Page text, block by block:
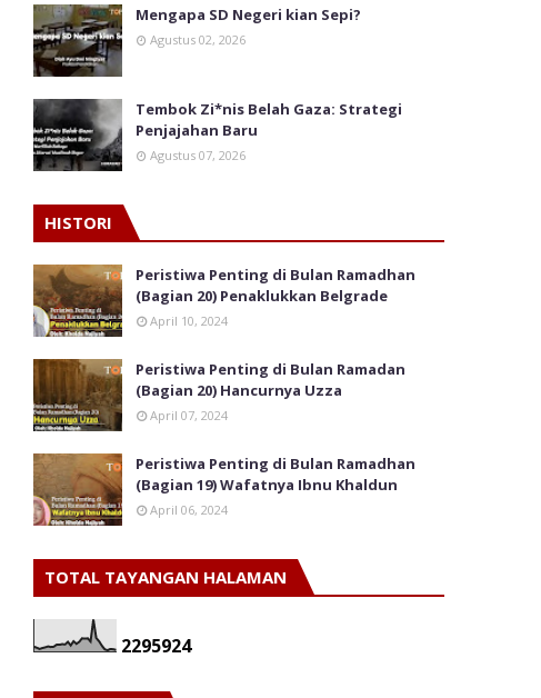
Mengapa SD Negeri kian Sepi?
Agustus 02, 2026
Tembok Zi*nis Belah Gaza: Strategi
Penjajahan Baru
Agustus 07, 2026
HISTORI
Peristiwa Penting di Bulan Ramadhan
(Bagian 20) Penaklukkan Belgrade
April 10, 2024
Peristiwa Penting di Bulan Ramadan
(Bagian 20) Hancurnya Uzza
April 07, 2024
Peristiwa Penting di Bulan Ramadhan
(Bagian 19) Wafatnya Ibnu Khaldun
April 06, 2024
TOTAL TAYANGAN HALAMAN
2295924